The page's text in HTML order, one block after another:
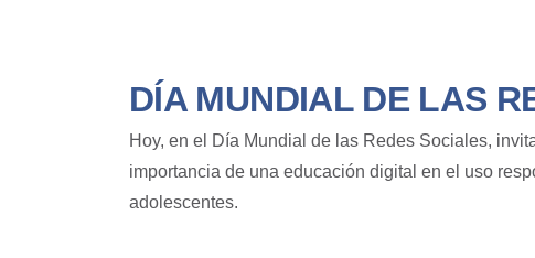
DÍA MUNDIAL DE LAS
Hoy, en el Día Mundial de las Redes Sociales,
importancia de una educación digital en el uso
adolescentes.